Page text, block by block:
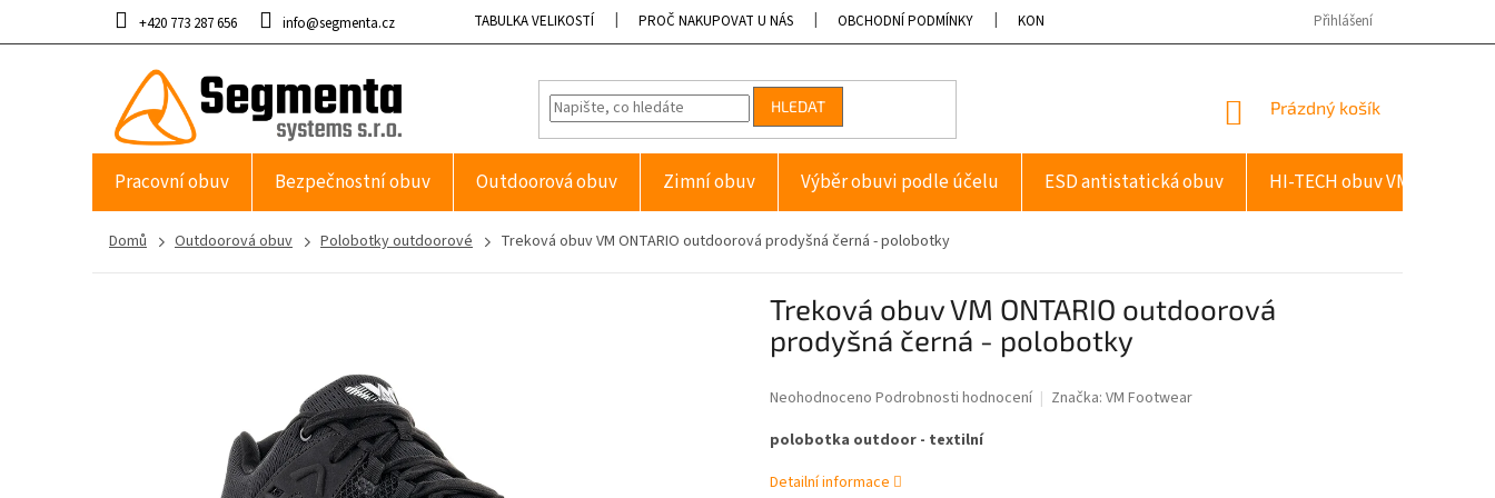
obsah
+420 773 287 656 info@segmenta.cz TABULKA VELIKOSTÍ PROČ NAKUPOVAT U NÁS OBCHODNÍ PODMÍNKY KONTAKTY Přihlášení
HLEDAT
NÁKUPNÍ
Prázdný košík
Pracovní obuv Bezpečnostní obuv Outdoorová obuv Zimní obuv Výběr obuvi podle účelu ESD antistatická obuv HI-TECH obuv VM
Domů Outdoorová obuv Polobotky outdoorové Treková obuv VM ONTARIO outdoorová prodyšná černá - polobotky
Průměrné
produktu
0,0
Neohodnoceno Podrobnosti hodnocení Značka: VM Footwear
Treková obuv VM ONTARIO outdoorová
prodyšná černá - polobotky
polobotka outdoor - textilní
Detailní informace